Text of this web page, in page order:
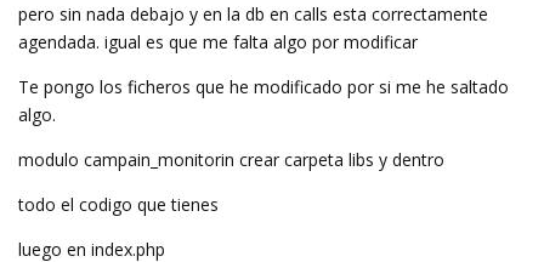
pero sin nada debajo y en la db en calls esta correctamente
agendada. igual es que me falta algo por modificar
Te pongo los ficheros que he modificado por si me he saltado
algo.
modulo campain_monitorin crear carpeta libs y dentro
todo el codigo que tienes
luego en index.php